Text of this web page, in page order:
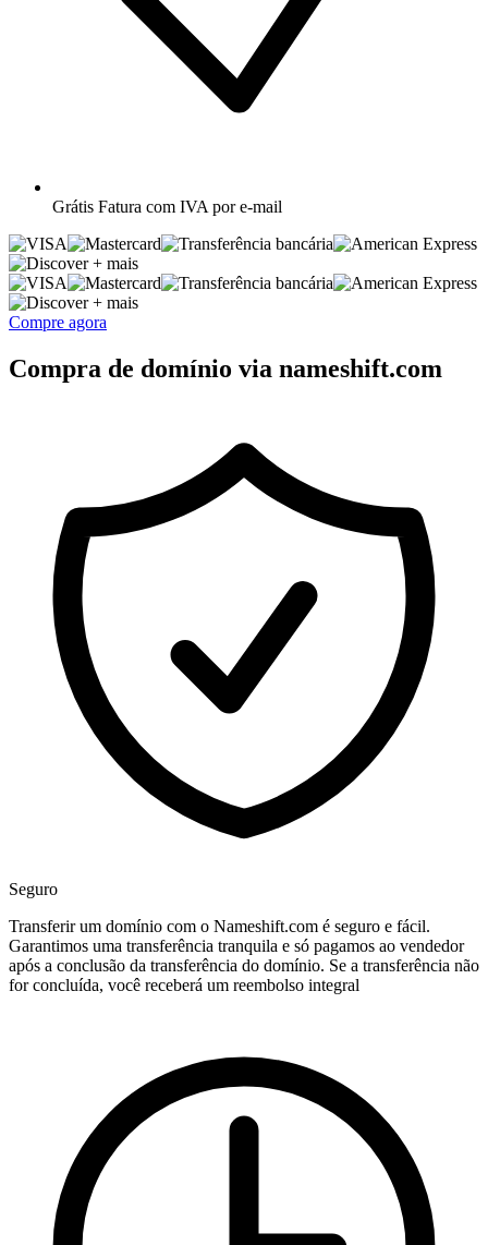
Grátis Fatura com IVA por e-mail
+ mais
+ mais
Compre agora
Compra de domínio via nameshift.com
Seguro
Transferir um domínio com o Nameshift.com é seguro e fácil.
Garantimos uma transferência tranquila e só pagamos ao vendedor
após a conclusão da transferência do domínio. Se a transferência não
for concluída, você receberá um reembolso integral